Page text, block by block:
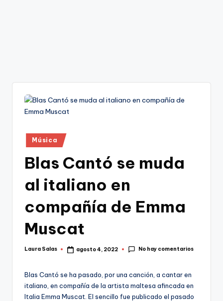
Publicado
en
Música
Blas Cantó se muda
al italiano en
compañía de Emma
Muscat
Publicado
Laura Salas agosto 4, 2022 No hay comentarios
Blas Cantó se ha pasado, por una canción, a cantar en
italiano, en compañía de la artista maltesa afincada en
Italia Emma Muscat. El sencillo fue publicado el pasado